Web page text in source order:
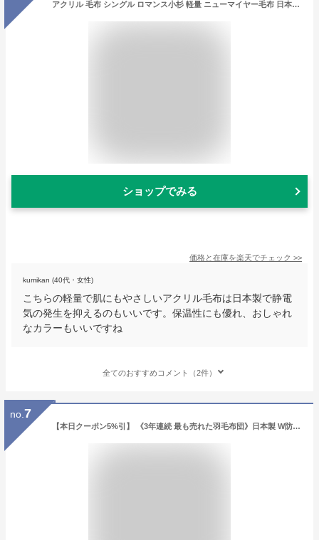
アクリル 毛布 シングル ロマンス小杉 軽量 ニューマイヤー毛布 日本製 静電防止でお肌に優しい軽い あったか 暖かい アクリル毛布 ブランケット ホワイト 国産 泉州産 日本製
ショップでみる
価格と在庫を楽天でチェック >>
kumikan (40代・女性)
こちらの軽量で肌にもやさしいアクリル毛布は日本製で静電
気の発生を抑えるのもいいです。保温性にも優れ、おしゃれ
なカラーもいいですね
全てのおすすめコメント（2件）
no. 7
【本日クーポン5%引】 《3年連続 最も売れた羽毛布団》日本製 W防ダニ 羽毛布団 ホワイトダックダウン 93％ [選べる 布団カバー セット] 400dp以上 洗える 30マスキルト 掛け布団 掛布団 羽毛ふとん 羽毛掛け布団 シングル セミダブル ダブル クイーン キング